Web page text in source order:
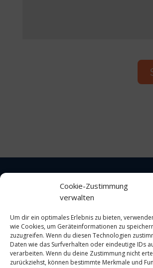
Cookie-Zustimmung
verwalten
Um dir ein optimales Erlebnis zu bieten,
wie Cookies, um Geräteinformationen zu
zuzugreifen. Wenn du diesen Technologien
Daten wie das Surfverhalten oder eindeutige IDs
verarbeiten. Wenn du deine Zustimmung nicht
zurückziehst, können bestimmte Merkmale und
Datenschutz
Cookie-Richtlinie